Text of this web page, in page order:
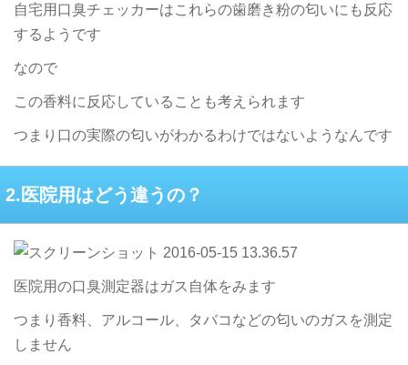
自宅用口臭チェッカーはこれらの歯磨き粉の匂いにも反応
するようです
なので
この香料に反応していることも考えられます
つまり口の実際の匂いがわかるわけではないようなんです
2.医院用はどう違うの？
医院用の口臭測定器はガス自体をみます
つまり香料、アルコール、タバコなどの匂いのガスを測定
しません